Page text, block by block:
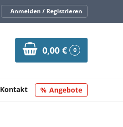
Anmelden / Registrieren
0,00 € 0
Kontakt Angebote